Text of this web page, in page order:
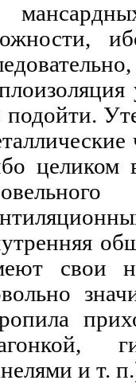
подойти.
целиком
свои
и т.